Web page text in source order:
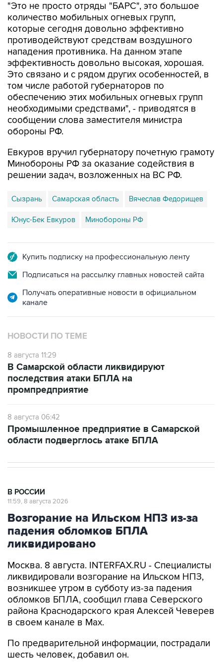
"Это не просто отряды "БАРС", это большое
количество мобильных огневых групп,
которые сегодня довольно эффективно
противодействуют средствам воздушного
нападения противника. На данном этапе
эффективность довольно высокая, хорошая.
Это связано и с рядом других особенностей, в
том числе работой губернаторов по
обеспечению этих мобильных огневых групп
необходимыми средствами", - приводятся в
сообщении слова заместителя министра
обороны РФ.
Евкуров вручил губернатору почетную грамоту
Минобороны РФ за оказание содействия в
решении задач, возложенных на ВС РФ.
Сызрань Самарская область Вячеслав Федорищев
Юнус-Бек Евкуров Минобороны РФ
Купить подписку на профессиональную ленту
Подписаться на рассылку главных новостей сайта
Получать оперативные новости в официальном
канале
НОВОСТИ ПО ТЕМЕ
8 августа 11:29
В Самарской области ликвидируют
последствия атаки БПЛА на
промпредприятие
8 августа 06:42
Промышленное предприятие в Самарской
области подверглось атаке БПЛА
В РОССИИ
11:59, 8 августа 2026
Возгорание на Ильском НПЗ из-за
падения обломков БПЛА
ликвидировано
Москва. 8 августа. INTERFAX.RU - Специалисты
ликвидировали возгорание на Ильском НПЗ,
возникшее утром в субботу из-за падения
обломков БПЛА, сообщил глава Северского
района Краснодарского края Алексей Чеверев
в своем канале в Max.
По предварительной информации, пострадали
шесть человек, добавил он.